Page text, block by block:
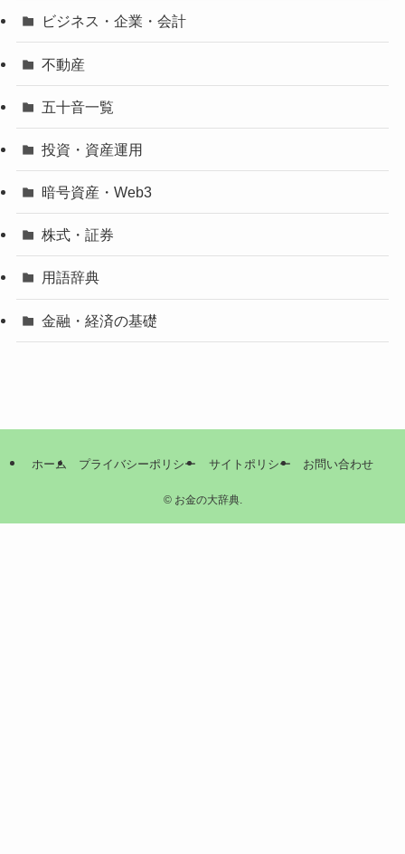
ビジネス・企業・会計
不動産
五十音一覧
投資・資産運用
暗号資産・Web3
株式・証券
用語辞典
金融・経済の基礎
ホーム プライバシーポリシー サイトポリシー お問い合わせ
©お金の大辞典.